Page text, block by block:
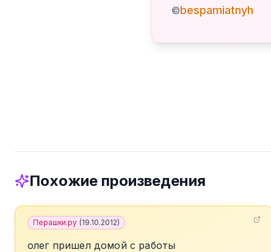
©bespamiatnyh
Похожие произведения
Перашки.ру (19.10.2012)
олег пришел домой с работы